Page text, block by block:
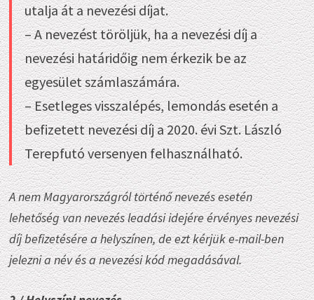
utalja át a nevezési díjat.
– A nevezést töröljük, ha a nevezési díj a
nevezési határidőig nem érkezik be az
egyesület számlaszámára.
– Esetleges visszalépés, lemondás esetén a
befizetett nevezési díj a 2020. évi Szt. László
Terepfutó versenyen felhasználható.
A nem Magyarországról történő nevezés esetén
lehetőség van nevezés leadási idejére érvényes nevezési
díj befizetésére a helyszínen, de ezt kérjüke-mail-ben
jelezni a név és a nevezési kód megadásával.